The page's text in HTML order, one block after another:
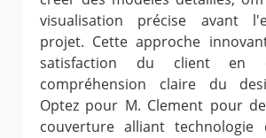
visualisation précise avant
projet. Cette approche
satisfaction du client en
compréhension claire du
Optez pour M. Clement pour
couverture alliant